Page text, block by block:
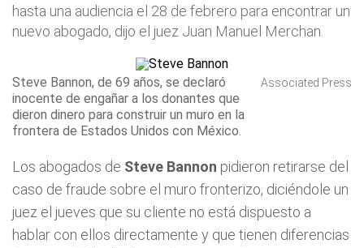
hasta una audiencia el 28 de febrero para encontrar un
nuevo abogado, dijo el juez Juan Manuel Merchan.
Steve Bannon, de 69 años, se declaró
inocente de engañar a los donantes que
dieron dinero para construir un muro en la
frontera de Estados Unidos con México.
Associated Press
Los abogados de Steve Bannon pidieron retirarse del
caso de fraude sobre el muro fronterizo, diciéndole un
juez el jueves que su cliente no está dispuesto a
hablar con ellos directamente y que tienen diferencias